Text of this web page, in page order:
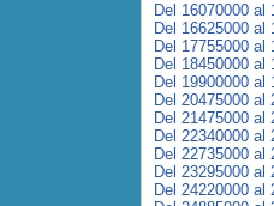
Del 16070000 al
Del 16625000 al
Del 17755000 al
Del 18450000 al
Del 19900000 al
Del 20475000 al
Del 21475000 al
Del 22340000 al
Del 22735000 al
Del 23295000 al
Del 24220000 al